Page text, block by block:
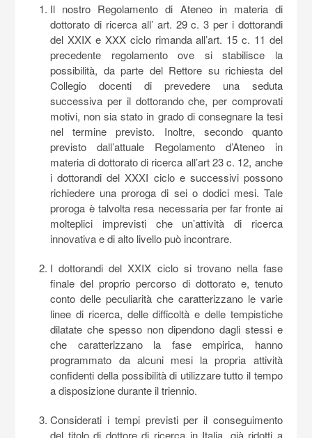
Il nostro Regolamento di Ateneo in materia di
dottorato di ricerca all’ art. 29 c. 3 per i dottorandi
del XXIX e XXX ciclo rimanda all’art. 15 c. 11 del
precedente regolamento ove si stabilisce la
possibilità, da parte del Rettore su richiesta del
Collegio docenti di prevedere una seduta
successiva per il dottorando che, per comprovati
motivi, non sia stato in grado di consegnare la tesi
nel termine previsto. Inoltre, secondo quanto
previsto dall’attuale Regolamento d’Ateneo in
materia di dottorato di ricerca all’art 23 c. 12, anche
i dottorandi del XXXI ciclo e successivi possono
richiedere una proroga di sei o dodici mesi. Tale
proroga è talvolta resa necessaria per far fronte ai
molteplici imprevisti che un’attività di ricerca
innovativa e di alto livello può incontrare.
I dottorandi del XXIX ciclo si trovano nella fase
finale del proprio percorso di dottorato e, tenuto
conto delle peculiarità che caratterizzano le varie
linee di ricerca, delle difficoltà e delle tempistiche
dilatate che spesso non dipendono dagli stessi e
che caratterizzano la fase empirica, hanno
programmato da alcuni mesi la propria attività
confidenti della possibilità di utilizzare tutto il tempo
a disposizione durante il triennio.
Considerati i tempi previsti per il conseguimento
del titolo di dottore di ricerca in Italia, già ridotti a